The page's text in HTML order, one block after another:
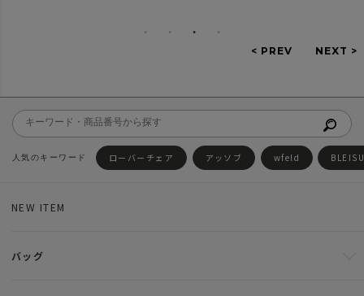
ローバーチェア アッソブ wfeld
NEW ITEM
バッグ